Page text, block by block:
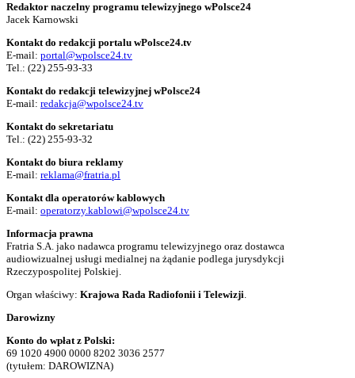
Redaktor naczelny programu telewizyjnego wPolsce24
Jacek Karnowski
Kontakt do redakcji portalu wPolsce24.tv
E-mail: portal@wpolsce24.tv
Tel.: (22) 255-93-33
Kontakt do redakcji telewizyjnej wPolsce24
E-mail: redakcja@wpolsce24.tv
Kontakt do sekretariatu
Tel.: (22) 255-93-32
Kontakt do biura reklamy
E-mail: reklama@fratria.pl
Kontakt dla operatorów kablowych
E-mail: operatorzy.kablowi@wpolsce24.tv
Informacja prawna
Fratria S.A. jako nadawca programu telewizyjnego oraz dostawca
audiowizualnej usługi medialnej na żądanie podlega jurysdykcji
Rzeczypospolitej Polskiej.
Organ właściwy: Krajowa Rada Radiofonii i Telewizji.
Darowizny
Konto do wpłat z Polski:
69 1020 4900 0000 8202 3036 2577
(tytułem: DAROWIZNA)